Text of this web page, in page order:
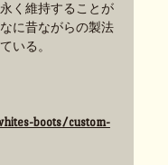
く維持することが
に昔ながらの製法
いる。
boots/custom-